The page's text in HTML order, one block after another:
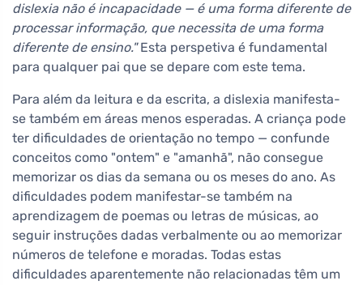
dislexia não é incapacidade — é uma forma diferente de
processar informação, que necessita de uma forma
diferente de ensino."Esta perspetiva é fundamental
para qualquer pai que se depare com este tema.
Para além da leitura e da escrita, a dislexia manifesta-
se também em áreas menos esperadas. A criança pode
ter dificuldades de orientação no tempo — confunde
conceitos como "ontem" e "amanhã", não consegue
memorizar os dias da semana ou os meses do ano. As
dificuldades podem manifestar-se também na
aprendizagem de poemas ou letras de músicas, ao
seguir instruções dadas verbalmente ou ao memorizar
números de telefone e moradas. Todas estas
dificuldades aparentemente não relacionadas têm um